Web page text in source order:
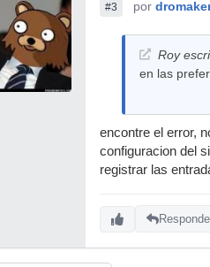
#3 por
Roy
en las
encontre el error,
configuracion del
registrar las